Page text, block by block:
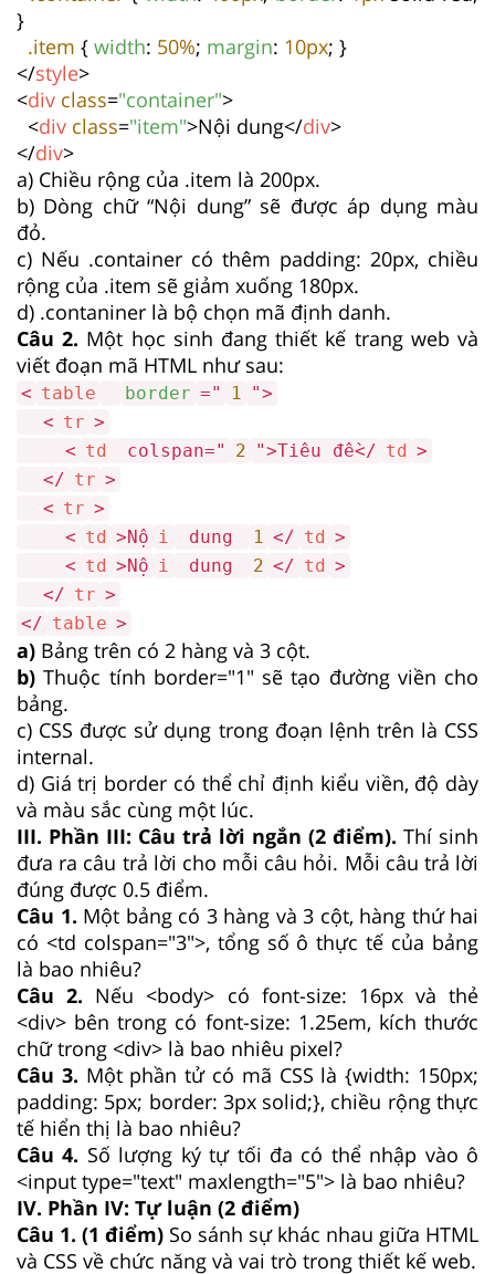
}
.item { width: 50%; margin: 10px; }
</style>
<div class="container">
<div class="item">Nội dung</div>
</div>
a) Chiều rộng của .item là 200px.
b) Dòng chữ “Nội dung” sẽ được áp dụng màu
đỏ.
c) Nếu .container có thêm padding: 20px, chiều
rộng của .item sẽ giảm xuống 180px.
d) .contaniner là bộ chọn mã định danh.
Câu 2. Một học sinh đang thiết kế trang web và
viết đoạn mã HTML như sau:
< table border =" 1
">
< tr >
< td colspan=" 2 ">Tiêu đề</ td >
</ tr >
< tr >
< td >Nộ i dung 1 </ td >
< td >Nộ i dung 2 </ td >
</ tr >
</ table >
a) Bảng trên có 2 hàng và 3 cột.
b) Thuộc tính border="1" sẽ tạo đường viền cho
bảng.
c) CSS được sử dụng trong đoạn lệnh trên là CSS
internal.
d) Giá trị border có thể chỉ định kiểu viền, độ dày
và màu sắc cùng một lúc.
III. Phần III: Câu trả lời ngắn (2 điểm). Thí sinh
đưa ra câu trả lời cho mỗi câu hỏi. Mỗi câu trả lời
đúng được 0.5 điểm.
Câu 1. Một bảng có 3 hàng và 3 cột, hàng thứ hai
có <td colspan="3">, tổng số ô thực tế của bảng
là bao nhiêu?
Câu 2. Nếu <body> có font-size: 16px và thẻ
<div> bên trong có font-size: 1.25em, kích thước
chữ trong <div> là bao nhiêu pixel?
Câu 3. Một phần tử có mã CSS là {width: 150px;
padding: 5px; border: 3px solid;}, chiều rộng thực
tế hiển thị là bao nhiêu?
Câu 4. Số lượng ký tự tối đa có thể nhập vào ô
<input type="text" maxlength="5"> là bao nhiêu?
IV. Phần IV: Tự luận (2 điểm)
Câu 1. (1 điểm) So sánh sự khác nhau giữa HTML
và CSS về chức năng và vai trò trong thiết kế web.